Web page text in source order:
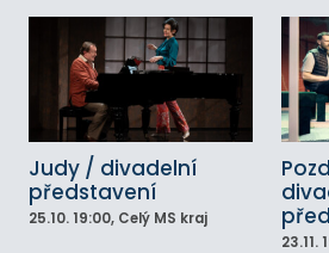
Judy / divadelní
představení
25.10. 19:00, Celý MS kraj
23.11.